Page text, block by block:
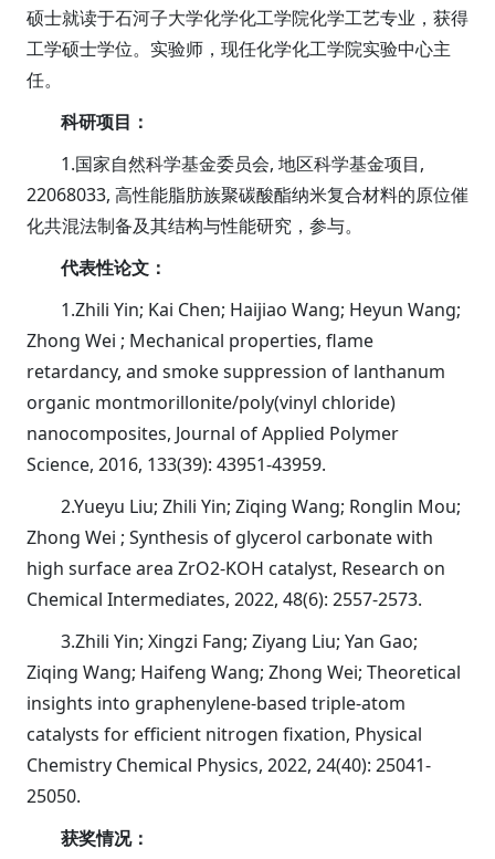
硕士就读于石河子大学化学化工学院化学工艺专业，获得
工学硕士学位。实验师，现任化学化工学院实验中心主
任。
科研项目：
1.国家自然科学基金委员会, 地区科学基金项目,
22068033, 高性能脂肪族聚碳酸酯纳米复合材料的原位催
化共混法制备及其结构与性能研究，参与。
代表性论文：
1.Zhili Yin; Kai Chen; Haijiao Wang; Heyun Wang;
Zhong Wei ; Mechanical properties, flame
retardancy, and smoke suppression of lanthanum
organic montmorillonite/poly(vinyl chloride)
nanocomposites, Journal of Applied Polymer
Science, 2016, 133(39): 43951-43959.
2.Yueyu Liu; Zhili Yin; Ziqing Wang; Ronglin Mou;
Zhong Wei ; Synthesis of glycerol carbonate with
high surface area ZrO2-KOH catalyst, Research on
Chemical Intermediates, 2022, 48(6): 2557-2573.
3.Zhili Yin; Xingzi Fang; Ziyang Liu; Yan Gao;
Ziqing Wang; Haifeng Wang; Zhong Wei; Theoretical
insights into graphenylene-based triple-atom
catalysts for efficient nitrogen fixation, Physical
Chemistry Chemical Physics, 2022, 24(40): 25041-
25050.
获奖情况：